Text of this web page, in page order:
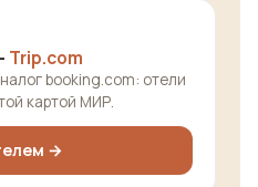
Trip.com
booking.com: отели
картой МИР.
→